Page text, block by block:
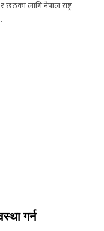
लागि नेपाल राष्ट्र
गर्न